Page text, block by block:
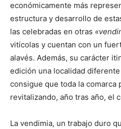
económicamente más
estructura y desarrollo de
las celebradas en otras «
vitícolas y cuentan con un
alavés. Además, su carácter
edición una localidad
consigue que toda la comarca
revitalizando, año tras año, el
La vendimia, un trabajo duro